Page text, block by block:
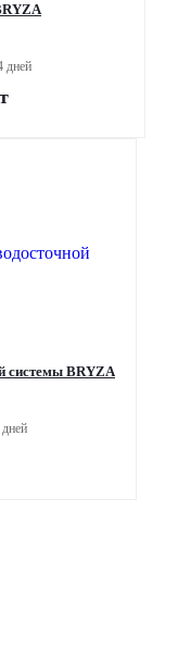
дней
системы BRYZA